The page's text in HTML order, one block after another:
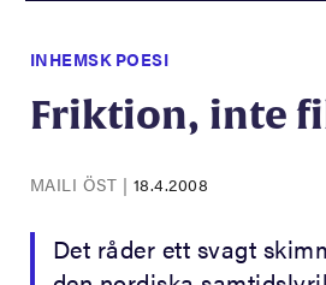
INHEMSK POESI
Friktion, inte
MAILI ÖST | 18.4.2008
Det råder ett svagt